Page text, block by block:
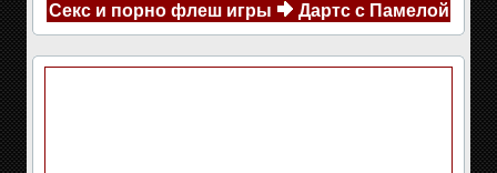
Секс и порно флеш игры Дартс с Памелой